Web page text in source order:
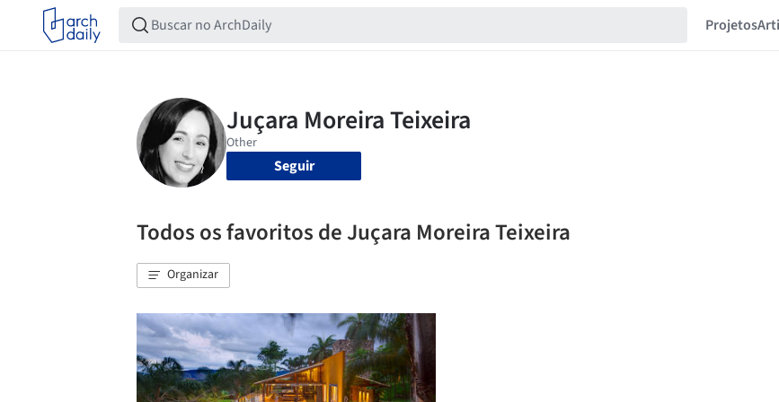
Projetos
Seguir
Todos os favoritos de Juçara Moreira Teixeira
Organizar